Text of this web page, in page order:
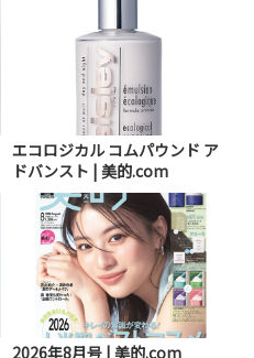
エコロジカル コムパウンド ア
ドバンスト | 美的.com
2026年8月号 | 美的.com